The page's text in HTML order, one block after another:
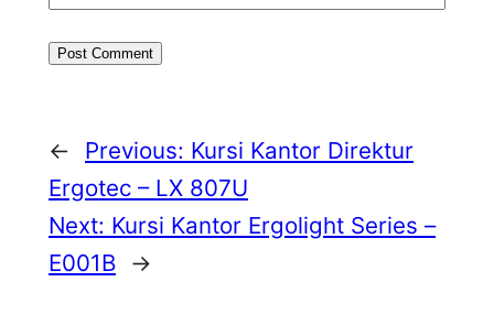
← Previous: Kursi Kantor Direktur
Ergotec – LX 807U
Next: Kursi Kantor Ergolight Series –
E001B →